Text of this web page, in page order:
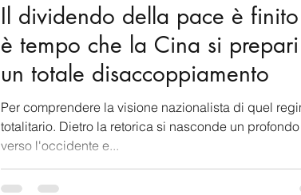
Il dividendo della pace è
è tempo che la Cina si
un totale disaccoppiamento
Per comprendere la visione nazionalista di quel
totalitario. Dietro la retorica si nasconde un
verso l'occidente e...